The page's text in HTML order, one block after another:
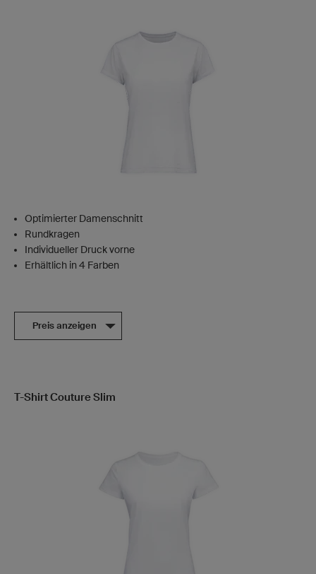
Optimierter Damenschnitt
Rundkragen
Individueller Druck vorne
Erhältlich in 4 Farben
Preis anzeigen
T-Shirt Couture Slim